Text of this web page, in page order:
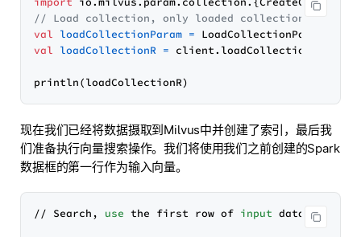
// Load collection, only loaded collection can be
val loadCollectionParam =
val loadCollectionR =
现在我们已经将数据摄取到Milvus中并创建了索引，最后我
们准备执行向量搜索操作。我们将使用我们之前创建的Spark
数据框的第一行作为输入向量。
// Search, use the first row of input dataframe